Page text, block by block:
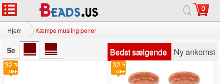
0
Hjem Kæmpe musling perler
Se Bedst sælgende Ny ankomst
32
32